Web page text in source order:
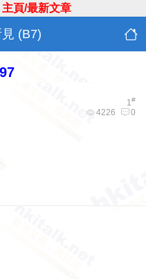
主頁/最新文章
(B7)
1#
4226 0